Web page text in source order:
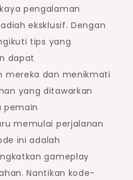
pengalaman
eksklusif. Dengan
tips yang
dapat
mereka dan menikmati
yang ditawarkan
pemain
memulai perjalanan
ini adalah
gameplay
Nantikan kode-